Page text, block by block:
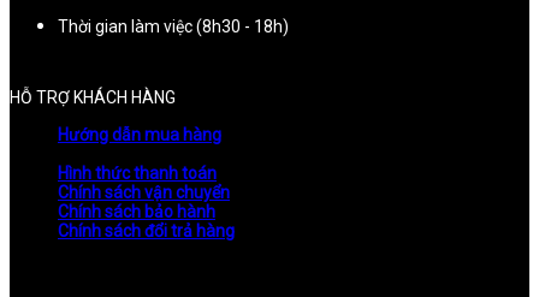
Thời gian làm việc (8h30 - 18h)
HỖ TRỢ KHÁCH HÀNG
Hướng dẫn mua hàng
Hình thức thanh toán
Chính sách vận chuyển
Chính sách bảo hành
Chính sách đổi trả hàng